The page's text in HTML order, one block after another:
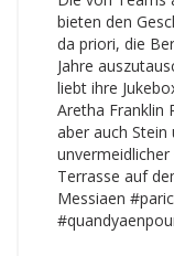
bieten den
da priori, die
Jahre
liebt ihre
Aretha Franklin
aber auch Stein
Terrasse auf
Messiaen